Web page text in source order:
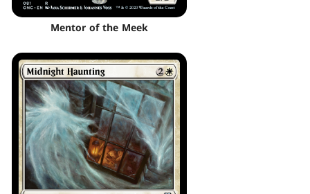
Mentor of the Meek